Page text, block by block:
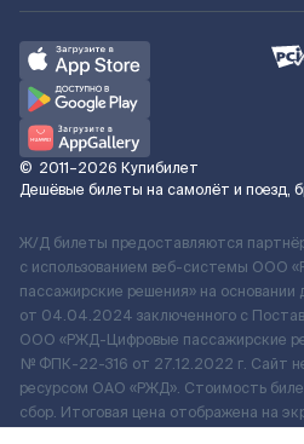
© 2011–2026 Купибилет
Дешёвые билеты на самолёт и поезд,
Ж/Д билеты предоставляются
с использованием веб-системы ООО
пассажирские решения» на
от 04.04.2024 заключенного с
ООО «РЖД-Цифровые пассажирские
№ ФПК-22-316 от 27.12.2022 г. Сайт
ресурсом ОАО «РЖД». Стоимость
сбор. Итоговая цена отображена на